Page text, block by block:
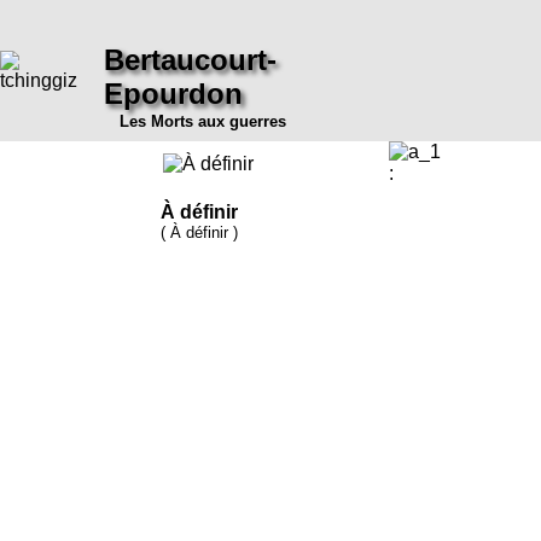
Bertaucourt-
Epourdon
Les Morts aux guerres
À définir
( À définir )
: